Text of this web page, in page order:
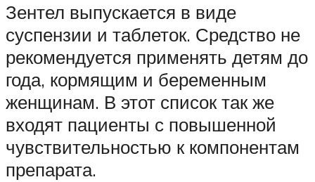
Зентел выпускается в виде
суспензии и таблеток. Средство не
рекомендуется применять детям до
года, кормящим и беременным
женщинам. В этот список так же
входят пациенты с повышенной
чувствительностью к компонентам
препарата.